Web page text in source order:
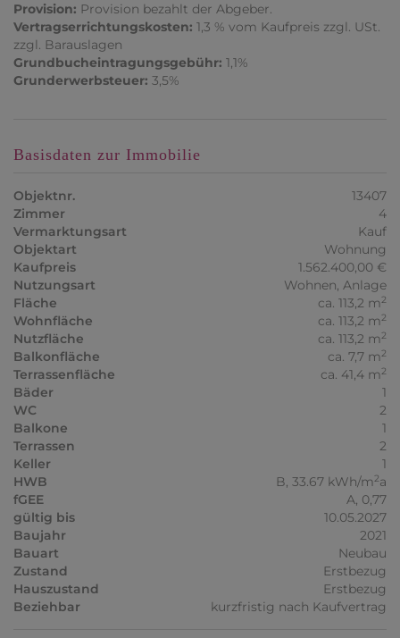
Provision: Provision bezahlt der Abgeber.
Vertragserrichtungskosten: 1,3 % vom Kaufpreis zzgl. USt.
zzgl. Barauslagen
Grundbucheintragungsgebühr: 1,1%
Grunderwerbsteuer: 3,5%
Basisdaten zur Immobilie
Objektnr.
13407
Zimmer
4
Vermarktungsart
Kauf
Objektart
Wohnung
Kaufpreis
1.562.400,00 €
Nutzungsart
Wohnen Anlage
Fläche
ca. 113,2 m2
Wohnfläche ca. 113,2 m2
Nutzfläche ca. 113,2 m2
Balkonfläche ca. 7,7 m2
Terrassenfläche ca. 41,4 m2
Bäder
1
WC
2
Balkone
1
Terrassen
2
Keller
1
HWB
B, 33.67 kWh/m2a
fGEE
A, 0,77
gültig bis
10.05.2027
Baujahr
2021
Bauart
Neubau
Zustand
Erstbezug
Hauszustand
Erstbezug
Beziehbar
kurzfristig nach Kaufvertrag